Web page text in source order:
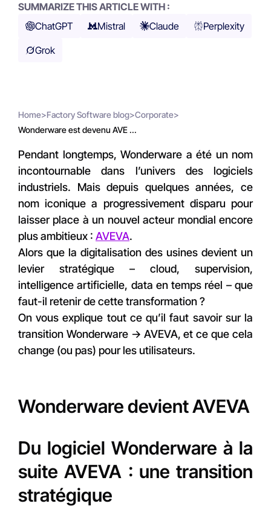
SUMMARIZE THIS ARTICLE WITH :
ChatGPT
Mistral Claude
Perplexity
Grok
Home>Factory Software blog>Corporate>
Wonderware est devenu AVE ...
Pendant longtemps, Wonderware a été un nom
incontournable dans l’univers des logiciels
industriels. Mais depuis quelques années, ce
nom iconique a progressivement disparu pour
laisser place à un nouvel acteur mondial encore
plus ambitieux : AVEVA.
Alors que la digitalisation des usines devient un
levier stratégique – cloud, supervision,
intelligence artificielle, data en temps réel – que
faut-il retenir de cette transformation ?
On vous explique tout ce qu’il faut savoir sur la
transition Wonderware → AVEVA, et ce que cela
change (ou pas) pour les utilisateurs.
Wonderware devient AVEVA
Du logiciel Wonderware à la
suite AVEVA : une transition
stratégique